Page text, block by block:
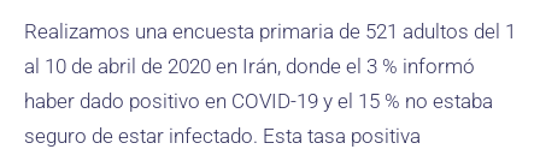
Realizamos una encuesta primaria de 521 adultos del 1
al 10 de abril de 2020 en Irán, donde el 3 % informó
haber dado positivo en COVID-19 y el 15 % no estaba
seguro de estar infectado. Esta tasa positiva